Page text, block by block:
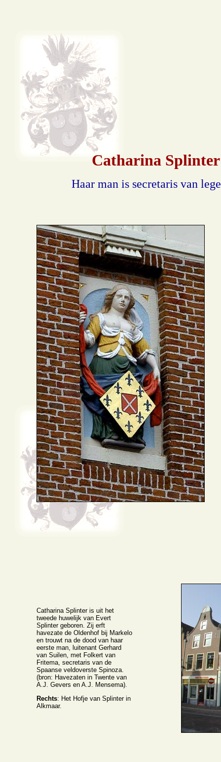
Catharina Splinter
Haar man is secretaris van
Catharina Splinter is uit het
tweede huwelijk van Evert
Splinter geboren. Zij erft
havezate de Oldenhof bij Markelo
en trouwt na de dood van haar
eerste man, luitenant Gerhard
van Suilen, met Folkert van
Fritema, secretaris van de
Spaanse veldoverste Spinoza.
(bron: Havezaten in Twente van
A.J. Gevers en A.J. Mensema).
Rechts: Het Hofje van Splinter in
Alkmaar.